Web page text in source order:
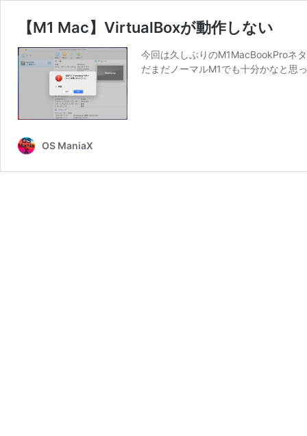
【M1 Mac】VirtualBoxが動作しない
今回は久しぶりのM1MacBookProネ
だまだノーマルM1でも十分かなと思
OS ManiaX